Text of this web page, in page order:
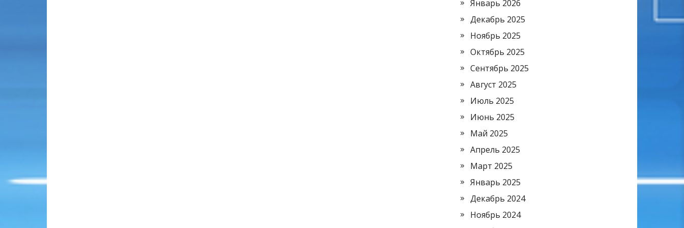
Январь 2026
Декабрь 2025
Ноябрь 2025
Октябрь 2025
Сентябрь 2025
Август 2025
Июль 2025
Июнь 2025
Май 2025
Апрель 2025
Март 2025
Январь 2025
Декабрь 2024
Ноябрь 2024